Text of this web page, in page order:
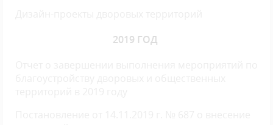
2019 ГОД